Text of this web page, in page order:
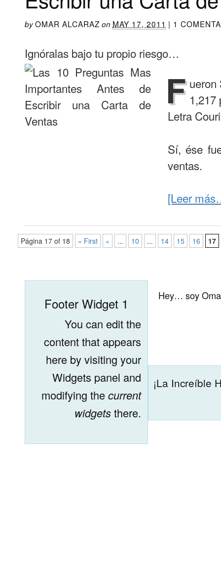
byOMAR ALCARAZ on MAY 17, 2011 | 1
Ignóralas bajo tu propio riesgo…
F ueron
1,217
Letra
Sí, ése
ventas.
[Leer
Página 17 of 18 « First « ... 10 ... 14 15 16 17
Footer Widget 1
You can edit the
content that appears
here by visiting your
Widgets panel and
modifying thecurrent
widgetsthere.
Hey… soy
¡La Increíble